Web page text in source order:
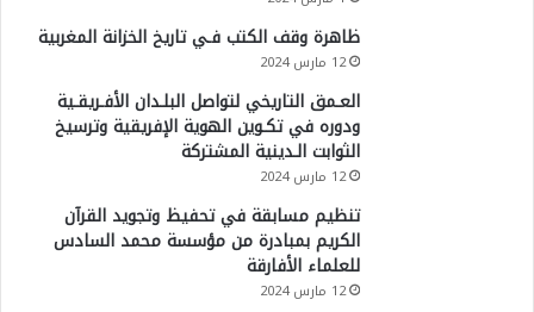
ظاهرة وقف الكتب فـي تاريخ الخزانة المغربية
12 مارس 2024
العـمق التاريخي لتواصل البلـدان الأفـريقـية
ودوره في تكـوين الهوية الإفريقية وترسيخ
الثوابت الـدينية المشتركة
12 مارس 2024
تنظيم مسابقة في تحفيظ وتجويد القرآن
الكريم بمبادرة من مؤسسة محمد السادس
للعلماء الأفارقة
12 مارس 2024